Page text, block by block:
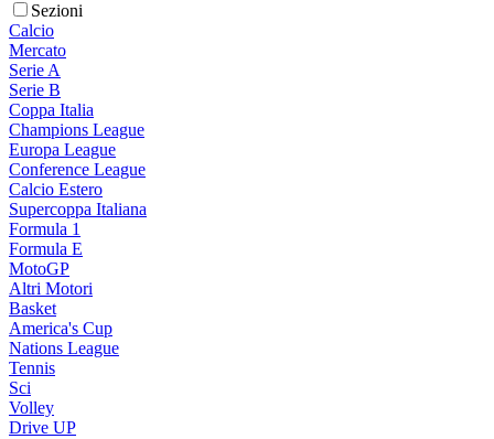
Sezioni
Calcio
Mercato
Serie A
Serie B
Coppa Italia
Champions League
Europa League
Conference League
Calcio Estero
Supercoppa Italiana
Formula 1
Formula E
MotoGP
Altri Motori
Basket
America's Cup
Nations League
Tennis
Sci
Volley
Drive UP